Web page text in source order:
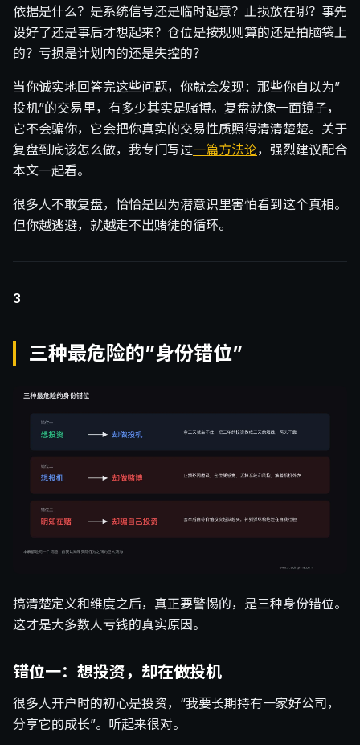
依据是什么？是系统信号还是临时起意？止损放在哪？事先
设好了还是事后才想起来？仓位是按规则算的还是拍脑袋上
的？亏损是计划内的还是失控的？
当你诚实地回答完这些问题，你就会发现：那些你自以为”
投机”的交易里，有多少其实是赌博。复盘就像一面镜子，
它不会骗你，它会把你真实的交易性质照得清清楚楚。关于
复盘到底该怎么做，我专门写过一篇方法论，强烈建议配合
本文一起看。
很多人不敢复盘，恰恰是因为潜意识里害怕看到这个真相。
但你越逃避，就越走不出赌徒的循环。
3
三种最危险的”身份错位”
搞清楚定义和维度之后，真正要警惕的，是三种身份错位。
这才是大多数人亏钱的真实原因。
错位一：想投资，却在做投机
很多人开户时的初心是投资，“我要长期持有一家好公司，
分享它的成长”。听起来很对。